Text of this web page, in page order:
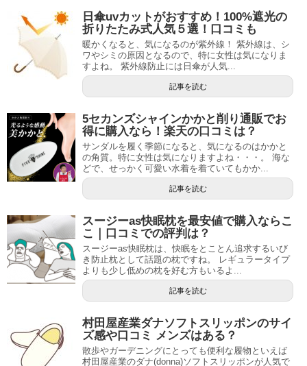
日傘uvカットがおすすめ！100%遮光の
折りたたみ式人気５選！口コミも
暖かくなると、気になるのが紫外線！ 紫外線は、シ
ワやシミの原因となるので、特に女性は気になりま
すよね。 紫外線防止には日傘が人気...
記事を読む
5セカンズシャインかかと削り通販でお
得に購入なら！楽天の口コミは？
サンダルを履く季節になると、気になるのはかかと
の角質。特に女性は気になりますよね・・・。 海な
どで、せっかく可愛い水着を着ていてもかか...
記事を読む
スージーas快眠枕を最安値で購入ならこ
こ｜口コミでの評判は？
スージーas快眠枕は、快眠をとことん追求するいび
き防止枕として話題の枕ですね。 レギュラータイプ
よりも少し低めの枕を好む方もいるよ...
記事を読む
村田屋産業ダナソフトスリッポンのサイ
ズ感や口コミ メンズはある？
散歩やガーデニングにとっても便利な履物といえば
村田屋産業のダナ(donna)ソフトスリッポンが人気で